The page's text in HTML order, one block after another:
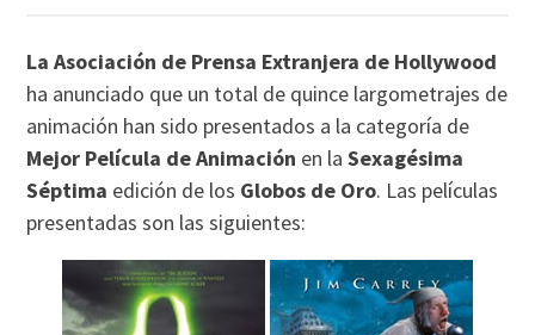
La Asociación de Prensa Extranjera de Hollywood
ha anunciado que un total de quince largometrajes de
animación han sido presentados a la categoría de
Mejor Película de Animación en laSexagésima
Séptima edición de los Globos de Oro. Las películas
presentadas son las siguientes: